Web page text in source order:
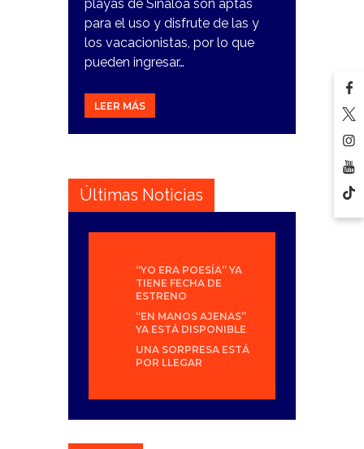
playas de Sinaloa son aptas
para el uso y disfrute de las y
los vacacionistas, por lo que
pueden ingresar…
LEER MÁS
Últimas Noticias
“YO ERA POESÍA” YA
TIENE FECHA DE
ESTRENO
“EN MANOS AJENAS”
YA ESTÁ DISPONIBLE
UNA SORPRESA ESTÁ
POR LLEGAR